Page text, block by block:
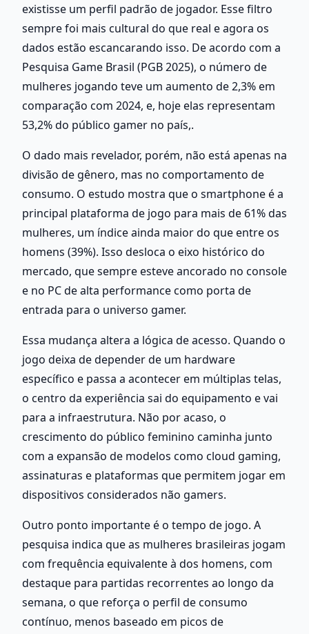
existisse um perfil padrão de jogador. Esse filtro
sempre foi mais cultural do que real e agora os
dados estão escancarando isso. De acordo com a
Pesquisa Game Brasil (PGB 2025), o número de
mulheres jogando teve um aumento de 2,3% em
comparação com 2024, e, hoje elas representam
53,2% do público gamer no país,.
O dado mais revelador, porém, não está apenas na
divisão de gênero, mas no comportamento de
consumo. O estudo mostra que o smartphone é a
principal plataforma de jogo para mais de 61% das
mulheres, um índice ainda maior do que entre os
homens (39%). Isso desloca o eixo histórico do
mercado, que sempre esteve ancorado no console
e no PC de alta performance como porta de
entrada para o universo gamer.
Essa mudança altera a lógica de acesso. Quando o
jogo deixa de depender de um hardware
específico e passa a acontecer em múltiplas telas,
o centro da experiência sai do equipamento e vai
para a infraestrutura. Não por acaso, o
crescimento do público feminino caminha junto
com a expansão de modelos como cloud gaming,
assinaturas e plataformas que permitem jogar em
dispositivos considerados não gamers.
Outro ponto importante é o tempo de jogo. A
pesquisa indica que as mulheres brasileiras jogam
com frequência equivalente à dos homens, com
destaque para partidas recorrentes ao longo da
semana, o que reforça o perfil de consumo
contínuo, menos baseado em picos de